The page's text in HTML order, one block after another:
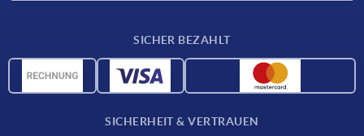
Werkstoffübersicht
SICHER BEZAHLT
SICHERHEIT & VERTRAUEN